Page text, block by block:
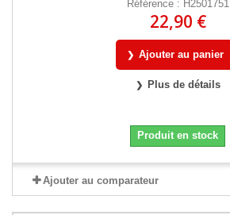
Référence : H2501751
22,90 €
Ajouter au panier
Plus de détails
Produit en stock
Ajouter au comparateur